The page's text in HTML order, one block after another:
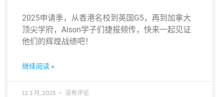
2025申请季，从香港名校到英国G5，再到加拿大
顶尖学府，Aison学子们捷报频传，快来一起见证
他们的辉煌战绩吧！
继续阅读 »
12 3 月, 2025 没有评论